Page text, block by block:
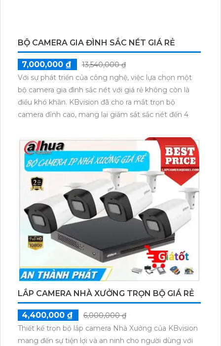
BỘ CAMERA GIA ĐÌNH SẮC NÉT GIÁ RẺ
7,000,000 ₫
13,540,000 ₫
Với sự phát triển của công nghệ, việc lựa chọn một
bộ camera gia đình sắc nét với giá rẻ không còn là
điều khó khăn. KBvision đã cho ra mắt trọn bộ
camera đỉnh cao, mang lại giám sát sắc nét đến 4
LẮP CAMERA NHÀ XƯỞNG TRỌN BỘ GIÁ RẺ
4,400,000 ₫
6,000,000 ₫
Thiết kế trọn bộ lắp camera Nhà Xưởng của KBvision
mang đến sự tiện lợi và an ninh cho người dùng với